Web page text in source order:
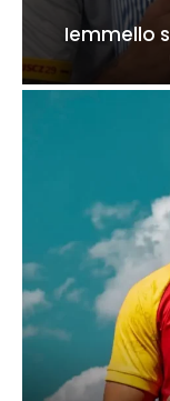
Iemmello